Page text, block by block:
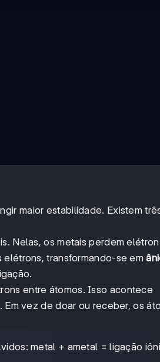
maior estabilidade. Existem
Nelas, os metais perdem
elétrons, transformando-se em
entre átomos. Isso acontece
vez de doar ou receber, os
metal + ametal = ligação